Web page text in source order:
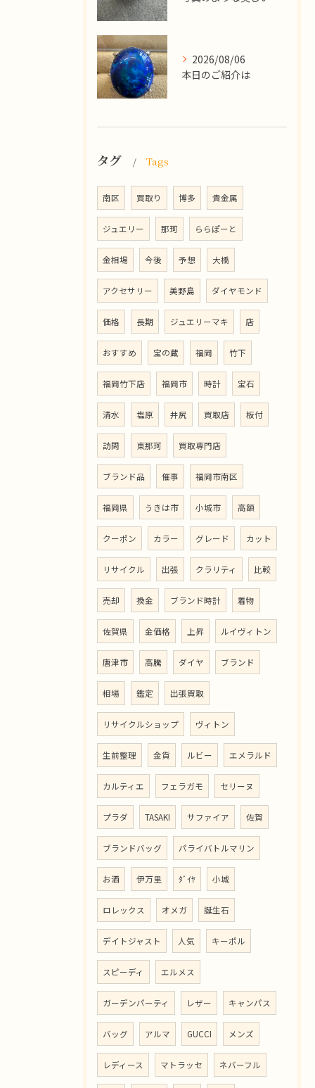
2026/08/06
本日のご紹介は
タグ Tags
南区 買取り 博多 貴金属
ジュエリー 那珂 ららぽーと
金相場 今後 予想 大橋
アクセサリー 美野島 ダイヤモンド
価格 長期 ジュエリーマキ 店
おすすめ 宝の蔵 福岡 竹下
福岡竹下店 福岡市 時計 宝石
清水 塩原 井尻 買取店 板付
訪問 東那珂 買取専門店
ブランド品 催事 福岡市南区
福岡県 うきは市 小城市 高額
クーポン カラー グレード カット
リサイクル 出張 クラリティ 比較
売却 換金 ブランド時計 着物
佐賀県 金価格 上昇 ルイヴィトン
唐津市 高騰 ダイヤ ブランド
相場 鑑定 出張買取
リサイクルショップ ヴィトン
生前整理 金貨 ルビー エメラルド
カルティエ フェラガモ セリーヌ
プラダ TASAKI サファイア 佐賀
ブランドバッグ パライバトルマリン
お酒 伊万里 ﾀﾞｲﾔ 小城
ロレックス オメガ 誕生石
デイトジャスト 人気 キーポル
スピーディ エルメス
ガーデンパーティ レザー キャンパス
バッグ アルマ GUCCI メンズ
レディース マトラッセ ネバーフル